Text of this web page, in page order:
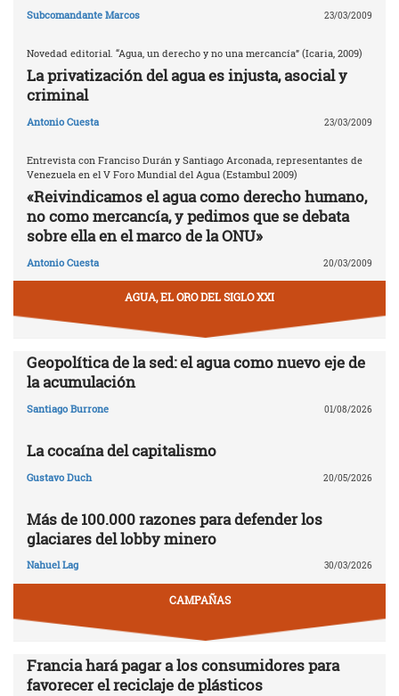
Subcomandante Marcos 23/03/2009
Novedad editorial. “Agua, un derecho y no una mercancía” (Icaria, 2009)
La privatización del agua es injusta, asocial y
criminal
Antonio Cuesta 23/03/2009
Entrevista con Franciso Durán y Santiago Arconada, representantes de
Venezuela en el V Foro Mundial del Agua (Estambul 2009)
«Reivindicamos el agua como derecho humano,
no como mercancía, y pedimos que se debata
sobre ella en el marco de la ONU»
Antonio Cuesta 20/03/2009
AGUA, EL ORO DEL SIGLO XXI
Geopolítica de la sed: el agua como nuevo eje de
la acumulación
Santiago Burrone 01/08/2026
La cocaína del capitalismo
Gustavo Duch 20/05/2026
Más de 100.000 razones para defender los
glaciares del lobby minero
Nahuel Lag 30/03/2026
CAMPAÑAS
Francia hará pagar a los consumidores para
favorecer el reciclaje de plásticos